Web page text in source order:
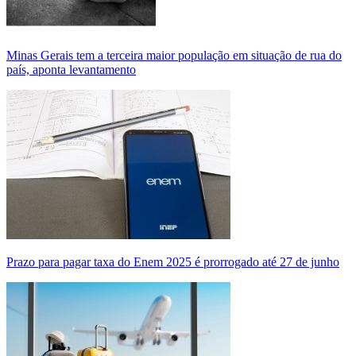
Minas Gerais tem a terceira maior população em situação de rua do
país, aponta levantamento
Prazo para pagar taxa do Enem 2025 é prorrogado até 27 de junho